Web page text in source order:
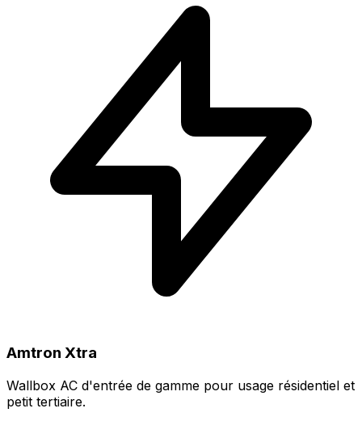
Amtron Xtra
Wallbox AC d'entrée de gamme pour usage résidentiel et
petit tertiaire.